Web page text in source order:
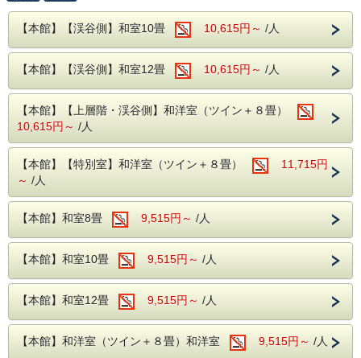
【無料の館内施設】家族で遊べるお楽しみが満載！
カラオケ（※一部有料） / 貸切風呂 / 卓球 / ビリヤード / 麻雀
～ご予約方法～
ご宿泊日当日の13:00よりフロントにて先着順でご予約を承
ります
この夏は、都心を離れて涼しい鬼怒川へ。
ひ当館へお越しください！
クリ
ームソーダ風ゼリーなど、見て楽しく、食べて笑顔になれる
【期間】
2026年7月18日(土)～2026年8月31日(月)
【提供内容】
・天の川ゼリー
・チョコレートマシュマロ
・カップチュロス
・クリームソーダ風ゼリー
※仕入れ状況により内容が変更になる場合がございます。
あらかじめご了承ください。
夏ならではの景色や思い出をスイーツで表現しました！
ぜひお楽しみください♪
当プランは1泊2食付バイキングプランです。
夕食時はアルコール飲み放題がついています！
【プール】 ※夏季のみ営業
【本館】【渓谷側】和室10畳 10,615円～ /人
【本館】【渓谷側】和室12畳 10,615円～ /人
【本館】【上層階・渓谷側】和洋室（ツイン＋８畳）
10,615円～ /人
【本館】【特別室】和洋室（ツイン＋８畳）
11,715円
～ /人
【本館】和室8畳 9,515円～ /人
【本館】和室10畳 9,515円～ /人
【本館】和室12畳 9,515円～ /人
【本館】和洋室（ツイン＋８畳）和洋室 9,515円～ /人